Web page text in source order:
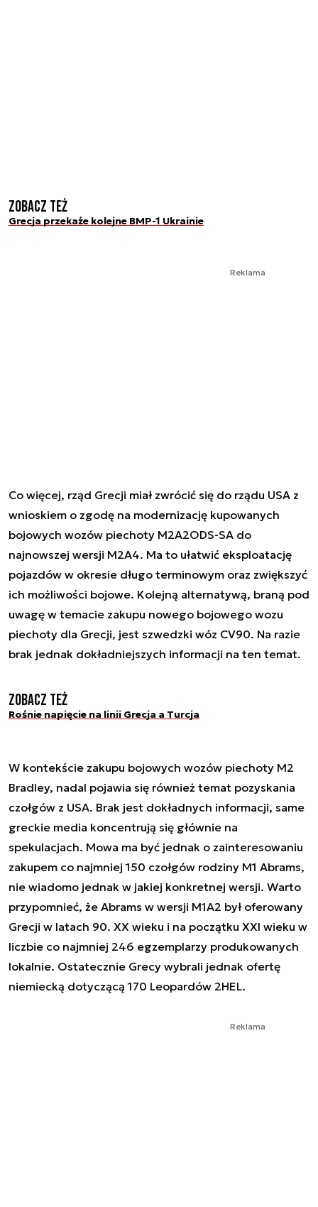
Zobacz też
Grecja przekaże kolejne BMP-1 Ukrainie
Reklama
Co więcej, rząd Grecji miał zwrócić się do rządu USA z
wnioskiem o zgodę na modernizację kupowanych
bojowych wozów piechoty M2A2ODS-SA do
najnowszej wersji M2A4. Ma to ułatwić eksploatację
pojazdów w okresie długo terminowym oraz zwiększyć
ich możliwości bojowe. Kolejną alternatywą, braną pod
uwagę w temacie zakupu nowego bojowego wozu
piechoty dla Grecji, jest szwedzki wóz CV90. Na razie
brak jednak dokładniejszych informacji na ten temat.
Zobacz też
Rośnie napięcie na linii Grecja a Turcja
W kontekście zakupu bojowych wozów piechoty M2
Bradley, nadal pojawia się również temat pozyskania
czołgów z USA. Brak jest dokładnych informacji, same
greckie media koncentrują się głównie na
spekulacjach. Mowa ma być jednak o zainteresowaniu
zakupem co najmniej 150 czołgów rodziny M1 Abrams,
nie wiadomo jednak w jakiej konkretnej wersji. Warto
przypomnieć, że Abrams w wersji M1A2 był oferowany
Grecji w latach 90. XX wieku i na początku XXI wieku w
liczbie co najmniej 246 egzemplarzy produkowanych
lokalnie. Ostatecznie Grecy wybrali jednak ofertę
niemiecką dotyczącą 170 Leopardów 2HEL.
Reklama